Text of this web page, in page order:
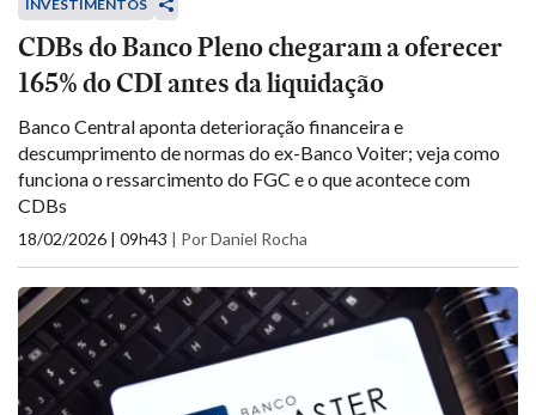
INVESTIMENTOS
CDBs do Banco Pleno chegaram a oferecer
165% do CDI antes da liquidação
Banco Central aponta deterioração financeira e
descumprimento de normas do ex-Banco Voiter; veja como
funciona o ressarcimento do FGC e o que acontece com
CDBs
18/02/2026 | 09h43 | Por Daniel Rocha